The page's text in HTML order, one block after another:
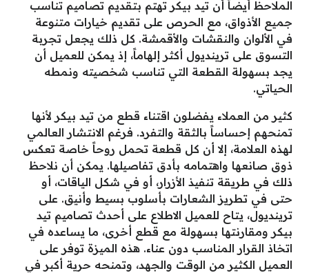
الملاحظ أيضاً أن تيد بيكر تهتم بتقديم تصاميم تناسب
جميع الأذواق، مع الحرص على تقديم خيارات متنوعة
في الألوان والنقشات والأقمشة. كل ذلك يجعل تجربة
التسوق على ترينديول أكثر إلهاماً، إذ يمكن للعميل أن
يجد بسهولة القطعة التي تناسب شخصيته ونمطه
الحياتي.
كثير من العملاء يفضلون اقتناء قطع من تيد بيكر لأنها
تمنحهم إحساساً بالثقة والتفرد. فرغم الانتشار العالمي
لهذه العلامة، إلا أن كل قطعة تحمل روحاً خاصة تعكس
ذوق صانعها واهتمامه بأدق تفاصيلها. يمكن أن نلاحظ
ذلك في طريقة تنفيذ الأزرار، أو في شكل الياقات، أو
حتى في تطريز الشعارات بأسلوب بسيط وأنيق. على
ترينديول، يتاح للعميل الاطلاع على أحدث تصاميم تيد
بيكر ومقارنتها بسهولة مع قطع أخرى، ما يساعده في
اتخاذ القرار المناسب دون عناء. هذه الميزة توفر على
العميل الكثير من الوقت والجهد، وتمنحه حرية أكبر في